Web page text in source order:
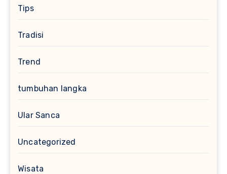
Tips
Tradisi
Trend
tumbuhan langka
Ular Sanca
Uncategorized
Wisata